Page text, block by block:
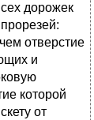
дорожек
отверстие
и
ко­торой
от